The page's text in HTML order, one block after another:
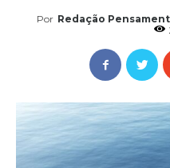
Por Redação